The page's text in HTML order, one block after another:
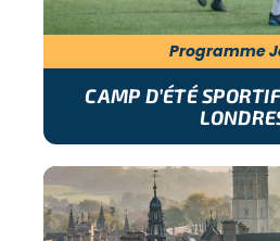
Programme
CAMP D’ÉTÉ